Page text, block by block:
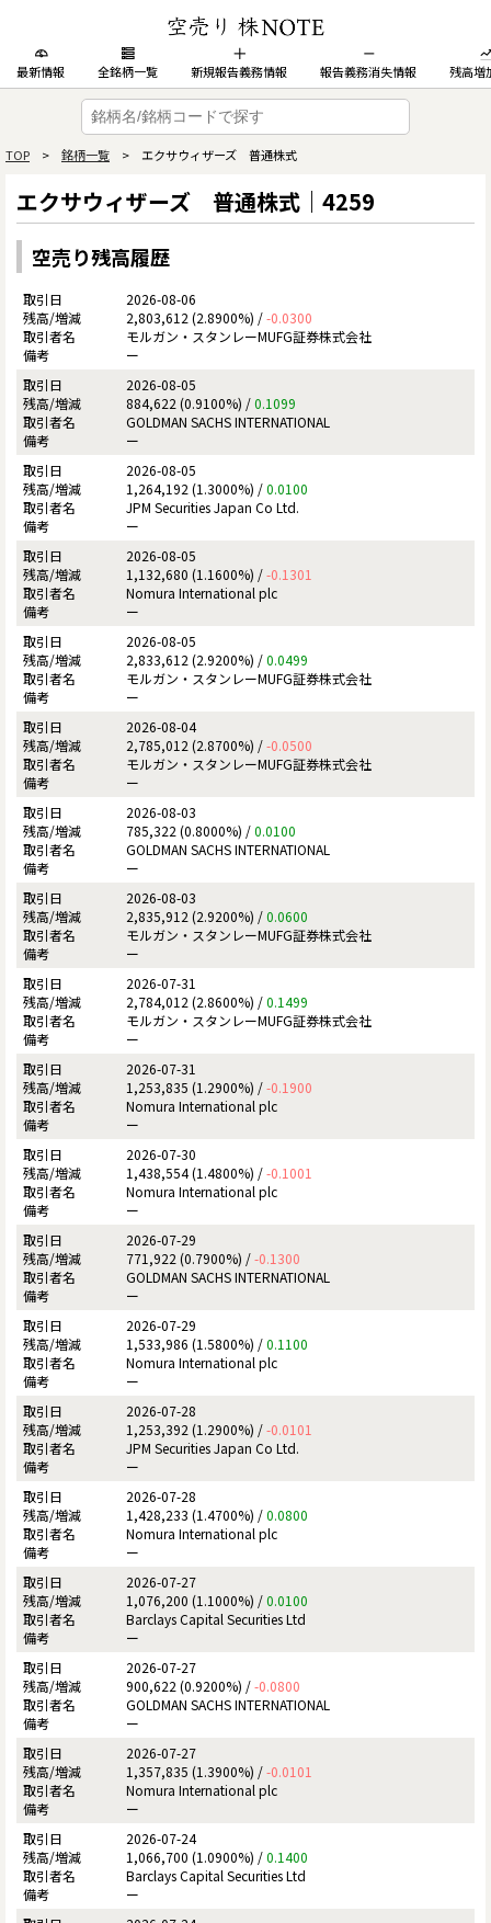
最新情報 全銘柄一覧 新規報告義務情報 報告義務消失情報 残高増
TOP > 銘柄一覧 > エクサウィザーズ 普通株式
エクサウィザーズ 普通株式｜4259
空売り残高履歴
2026-08-06
2,803,612 (2.8900%) /-0.0300
モルガン・スタンレーMUFG証券株式会社
ー
2026-08-05
884,622 (0.9100%) /0.1099
GOLDMAN SACHS INTERNATIONAL
ー
2026-08-05
1,264,192 (1.3000%) /0.0100
JPM Securities Japan Co Ltd.
ー
2026-08-05
1,132,680 (1.1600%) /-0.1301
Nomura International plc
ー
2026-08-05
2,833,612 (2.9200%) /0.0499
モルガン・スタンレーMUFG証券株式会社
ー
2026-08-04
2,785,012 (2.8700%) /-0.0500
モルガン・スタンレーMUFG証券株式会社
ー
2026-08-03
785,322 (0.8000%) /0.0100
GOLDMAN SACHS INTERNATIONAL
ー
2026-08-03
2,835,912 (2.9200%) /0.0600
モルガン・スタンレーMUFG証券株式会社
ー
2026-07-31
2,784,012 (2.8600%) /0.1499
モルガン・スタンレーMUFG証券株式会社
ー
2026-07-31
1,253,835 (1.2900%) /-0.1900
Nomura International plc
ー
2026-07-30
1,438,554 (1.4800%) /-0.1001
Nomura International plc
ー
2026-07-29
771,922 (0.7900%) /-0.1300
GOLDMAN SACHS INTERNATIONAL
ー
2026-07-29
1,533,986 (1.5800%) /0.1100
Nomura International plc
ー
2026-07-28
1,253,392 (1.2900%) /-0.0101
JPM Securities Japan Co Ltd.
ー
2026-07-28
1,428,233 (1.4700%) /0.0800
Nomura International plc
ー
2026-07-27
1,076,200 (1.1000%) /0.0100
Barclays Capital Securities Ltd
ー
2026-07-27
900,622 (0.9200%) /-0.0800
GOLDMAN SACHS INTERNATIONAL
ー
2026-07-27
1,357,835 (1.3900%) /-0.0101
Nomura International plc
ー
2026-07-24
1,066,700 (1.0900%) /0.1400
Barclays Capital Securities Ltd
ー